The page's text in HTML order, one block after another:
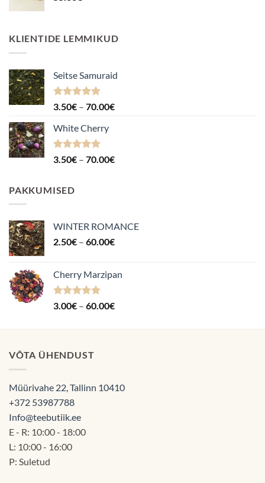
KLIENTIDE LEMMIKUD
Seitse Samuraid
Hinnanguga
3.50€ – 70.00€Hinnavahemik:
White Cherry
Hinnanguga
3.50€ – 70.00€Hinnavahemik:
PAKKUMISED
WINTER ROMANCE
2.50€ – 60.00€Hinnavahemik:
60.00€
Cherry Marzipan
Hinnanguga
3.00€ – 60.00€Hinnavahemik:
kuni
VÕTA ÜHENDUST
Müürivahe 22, Tallinn 10410
+372 53987788
Info@teebutiik.ee
E - R: 10:00 - 18:00
L: 10:00 - 16:00
P: Suletud